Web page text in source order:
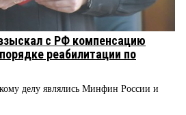
с РФ компенсацию
реабилитации по
делу являлись Минфин России и